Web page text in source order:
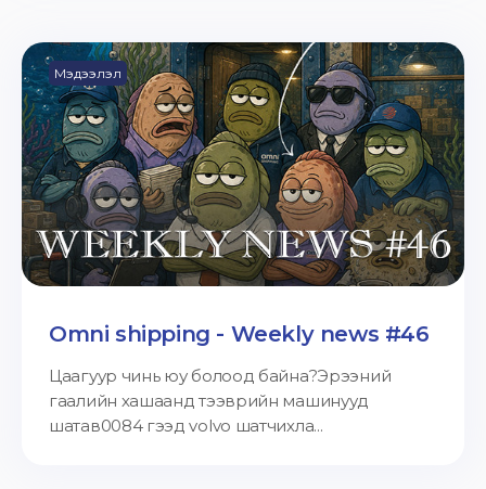
Мэдээлэл
Omni shipping - Weekly news #46
Цаагуур чинь юу болоод байна?Эрээний
гаалийн хашаанд тээврийн машинууд
шатав0084 гээд volvo шатчихла...